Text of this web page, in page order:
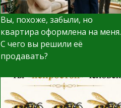
Вы, похоже, забыли, но
квартира оформлена на меня.
С чего вы решили её
продавать?